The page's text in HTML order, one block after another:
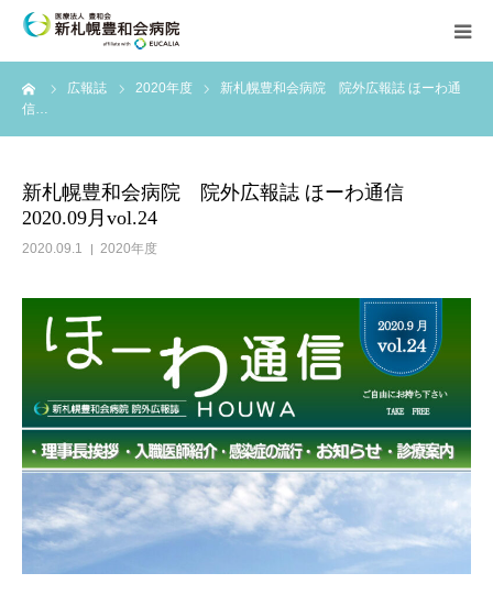
広報誌 2020年度
新札幌豊和会病院 院外広報誌 ほーわ通
信…
新札幌豊和会病院 院外広報誌 ほーわ通信
2020.09月vol.24
2020.09.1 2020年度
外来案内
診療科案内
当院について
採用情報